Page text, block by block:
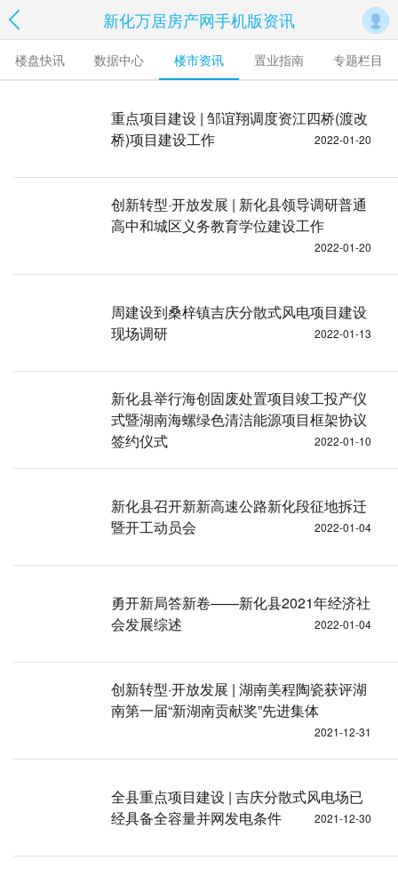
新化万居房产网手机版资讯
楼盘快讯 数据中心 楼市资讯 置业指南 专题栏目
重点项目建设 | 邹谊翔调度资江四桥(渡改
桥)项目建设工作
2022-01-20
创新转型·开放发展 | 新化县领导调研普通
高中和城区义务教育学位建设工作
2022-01-20
周建设到桑梓镇吉庆分散式风电项目建设
现场调研
2022-01-13
新化县举行海创固废处置项目竣工投产仪
式暨湖南海螺绿色清洁能源项目框架协议
签约仪式
2022-01-10
新化县召开新新高速公路新化段征地拆迁
暨开工动员会
2022-01-04
勇开新局答新卷——新化县2021年经济社
会发展综述
2022-01-04
创新转型·开放发展 | 湖南美程陶瓷获评湖
南第一届“新湖南贡献奖”先进集体
2021-12-31
全县重点项目建设 | 吉庆分散式风电场已
经具备全容量并网发电条件
2021-12-30